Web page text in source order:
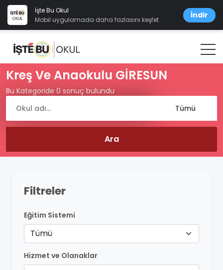
İşte Bu Okul
Mobil uygulamada daha fazlasını keşfet
İndir
Kreş Ve Anaokulu GİRESUN
Bu Kategoride 0 sonuç bulundu
Filtreler
Eğitim Sistemi
Tümü
Hizmet ve Olanaklar